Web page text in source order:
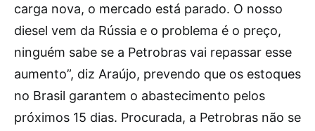
carga nova, o mercado está parado. O nosso
diesel vem da Rússia e o problema é o preço,
ninguém sabe se a Petrobras vai repassar esse
aumento”, diz Araújo, prevendo que os estoques
no Brasil garantem o abastecimento pelos
próximos 15 dias. Procurada, a Petrobras não se